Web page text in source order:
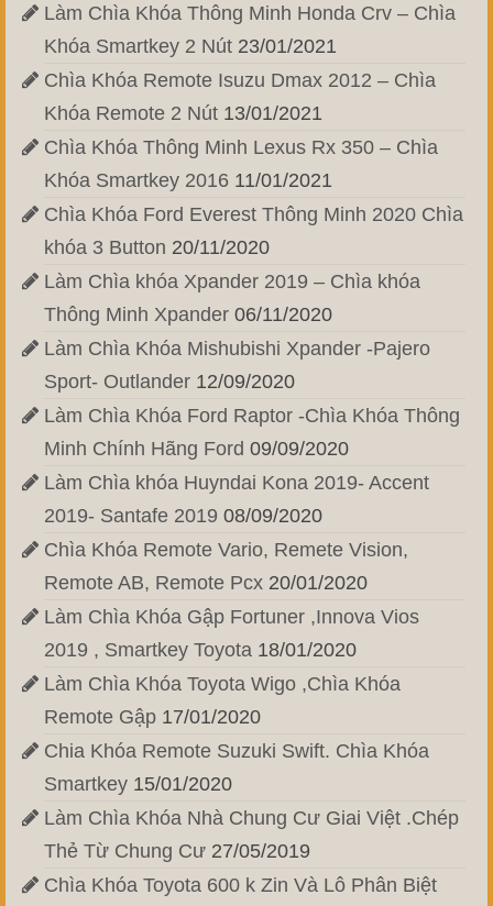
Làm Chìa Khóa Thông Minh Honda Crv – Chìa
Khóa Smartkey 2 Nút 23/01/2021
Chìa Khóa Remote Isuzu Dmax 2012 – Chìa
Khóa Remote 2 Nút 13/01/2021
Chìa Khóa Thông Minh Lexus Rx 350 – Chìa
Khóa Smartkey 2016 11/01/2021
Chìa Khóa Ford Everest Thông Minh 2020 Chìa
khóa 3 Button 20/11/2020
Làm Chìa khóa Xpander 2019 – Chìa khóa
Thông Minh Xpander 06/11/2020
Làm Chìa Khóa Mishubishi Xpander -Pajero
Sport- Outlander 12/09/2020
Làm Chìa Khóa Ford Raptor -Chìa Khóa Thông
Minh Chính Hãng Ford 09/09/2020
Làm Chìa khóa Huyndai Kona 2019- Accent
2019- Santafe 2019 08/09/2020
Chìa Khóa Remote Vario, Remete Vision,
Remote AB, Remote Pcx 20/01/2020
Làm Chìa Khóa Gập Fortuner ,Innova Vios
2019 , Smartkey Toyota 18/01/2020
Làm Chìa Khóa Toyota Wigo ,Chìa Khóa
Remote Gập 17/01/2020
Chia Khóa Remote Suzuki Swift. Chìa Khóa
Smartkey 15/01/2020
Làm Chìa Khóa Nhà Chung Cư Giai Việt .Chép
Thẻ Từ Chung Cư 27/05/2019
Chìa Khóa Toyota 600 k Zin Và Lô Phân Biệt